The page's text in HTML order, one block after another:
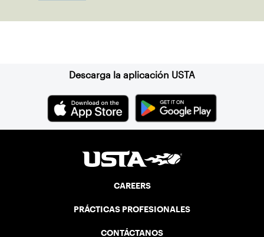
Descarga la aplicación USTA
CAREERS
PRÁCTICAS PROFESIONALES
CONTÁCTANOS